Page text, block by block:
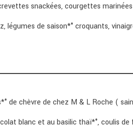
snackées, courgettes
légumes de saison*° croquants,
de chèvre de chez M & L Roche (
blanc et au basilic thaï*°, coulis